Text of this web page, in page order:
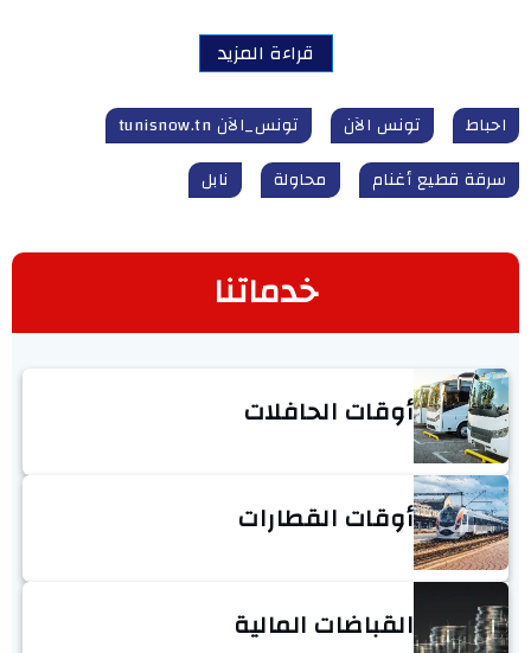
قراءة المزيد
احباط تونس الآن
تونس_الآن tunisnow.tn
سرقة قطيع أغنام
محاولة نابل
خدماتنا
أوقات الحافلات
أوقات القطارات
القباضات المالية